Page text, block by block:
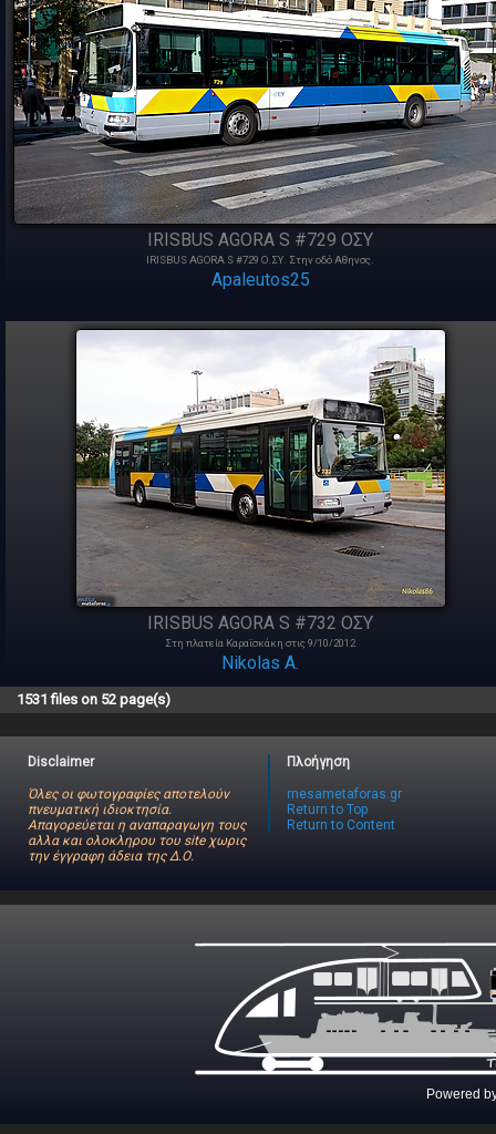
IRISBUS AGORA S #729 ΟΣΥ
IRISBUS AGORA S #729 Ο.ΣΥ. Στην οδό Αθηνσς.
Apaleutos25
IRISBUS AGORA S #732 ΟΣΥ
Στη πλατεία Καραϊσκάκη στις 9/10/2012
Nikolas A.
1531 files on 52 page(s)
Disclaimer
Όλες οι φωτογραφίες αποτελούν
πνευματική ιδιοκτησία.
Απαγορεύεται η αναπαραγωγη τους
αλλα και ολοκληρου του site χωρις
την έγγραφη άδεια της Δ.Ο.
Πλοήγηση
mesametaforas.gr
Return to Top
Return to Content
Powered